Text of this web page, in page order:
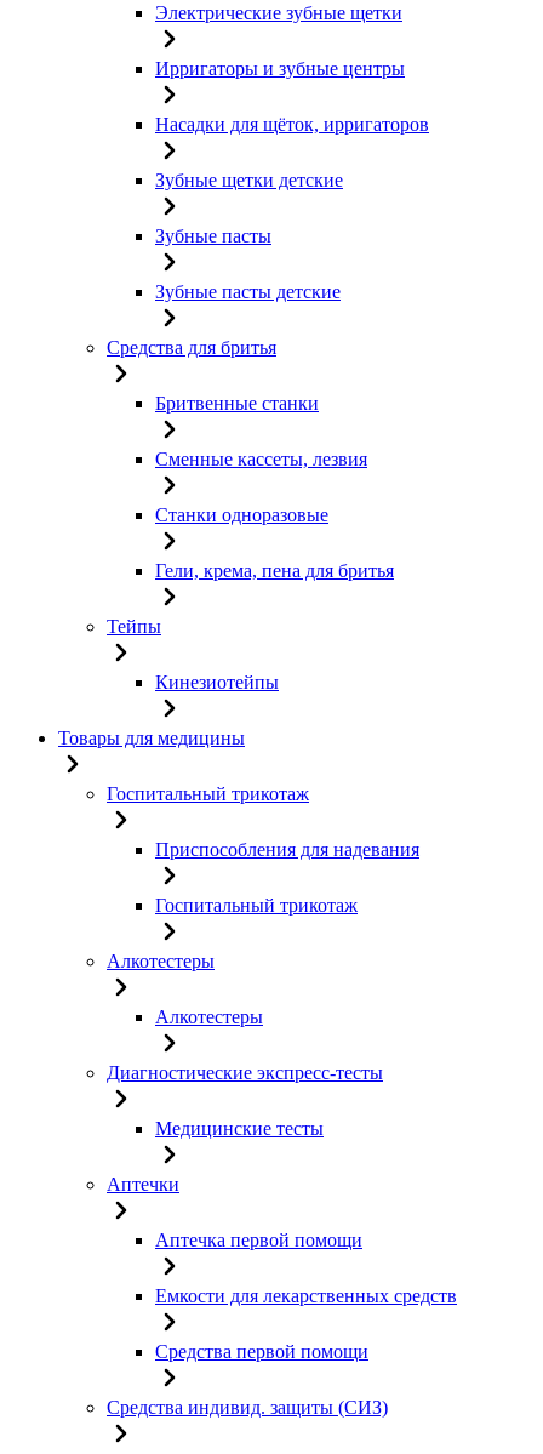
Электрические зубные щетки
Ирригаторы и зубные центры
Насадки для щёток, ирригаторов
Зубные щетки детские
Зубные пасты
Зубные пасты детские
Средства для бритья
Бритвенные станки
Сменные кассеты, лезвия
Станки одноразовые
Гели, крема, пена для бритья
Тейпы
Кинезиотейпы
Товары для медицины
Госпитальный трикотаж
Приспособления для надевания
Госпитальный трикотаж
Алкотестеры
Алкотестеры
Диагностические экспресс-тесты
Медицинские тесты
Аптечки
Аптечка первой помощи
Емкости для лекарственных средств
Средства первой помощи
Средства индивид. защиты (СИЗ)